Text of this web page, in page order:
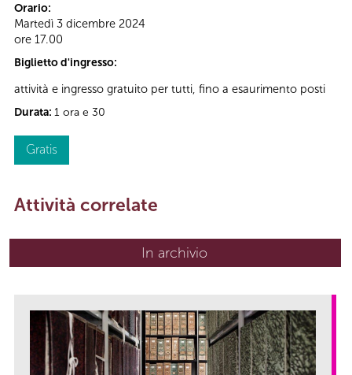
Orario:
Martedì 3 dicembre 2024
ore 17.00
Biglietto d'ingresso:
attività e ingresso gratuito per tutti, fino a esaurimento posti
Durata: 1 ora e 30
Gratis
Attività correlate
In archivio